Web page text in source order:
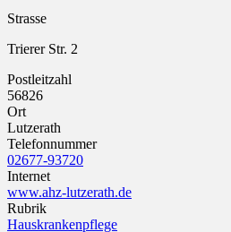
Strasse
Trierer Str. 2
Postleitzahl
56826
Ort
Lutzerath
Telefonnummer
02677-93720
Internet
www.ahz-lutzerath.de
Rubrik
Hauskrankenpflege